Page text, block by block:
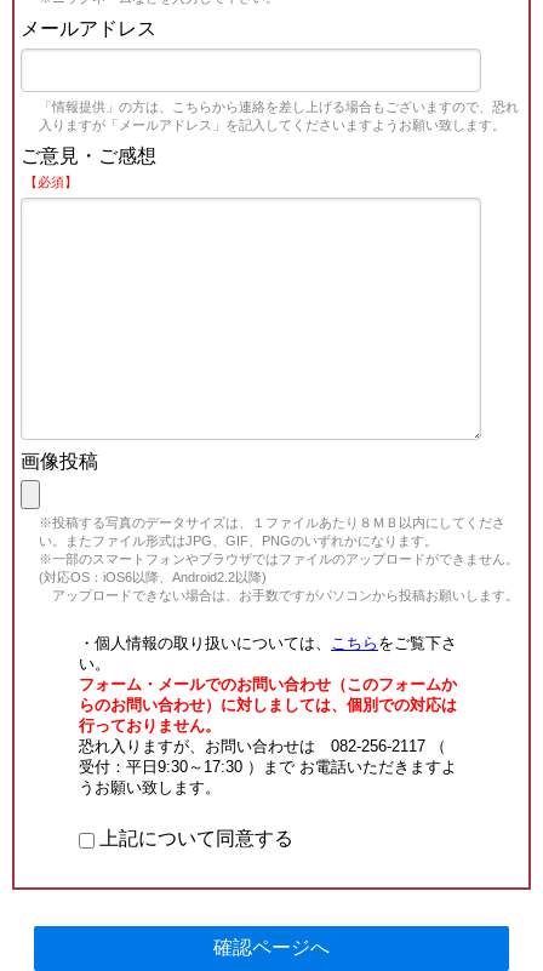
メールアドレス
「情報提供」の方は、こちらから連絡を差し上げる場合もございますので、恐れ
入りますが「メールアドレス」を記入してくださいますようお願い致します。
ご意見・ご感想
【必須】
画像投稿
※投稿する写真のデータサイズは、１ファイルあたり８ＭＢ以内にしてくださ
い。またファイル形式はJPG、GIF、PNGのいずれかになります。
※一部のスマートフォンやブラウザではファイルのアップロードができません。
(対応OS：iOS6以降、Android2.2以降)
アップロードできない場合は、お手数ですがパソコンから投稿お願いします。
・個人情報の取り扱いについては、 こちら をご覧下さ
い。
フォーム・メールでのお問い合わせ（このフォームか
らのお問い合わせ）に対しましては、個別での対応は
行っておりません。
恐れ入りますが、お問い合わせは 082-256-2117 （
受付：平日9:30～17:30 ）まで お電話いただきますよ
うお願い致します。
上記について同意する
確認ページへ